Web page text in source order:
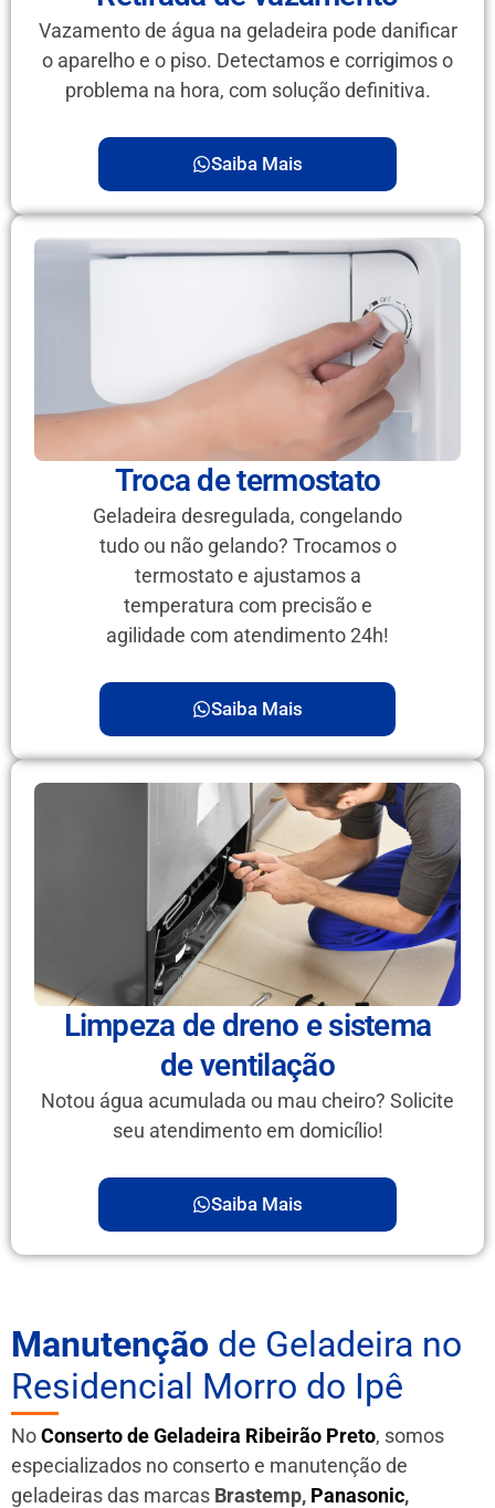
Vazamento de água na geladeira pode danificar
o aparelho e o piso. Detectamos e corrigimos o
problema na hora, com solução definitiva.
Saiba Mais
Troca de termostato
Geladeira desregulada, congelando
tudo ou não gelando? Trocamos o
termostato e ajustamos a
temperatura com precisão e
agilidade com atendimento 24h!
Saiba Mais
Limpeza de dreno e sistema
de ventilação
Notou água acumulada ou mau cheiro? Solicite
seu atendimento em domicílio!
Saiba Mais
Manutenção de Geladeira no
Residencial Morro do Ipê
NoConserto de Geladeira Ribeirão Preto, somos
especializados no conserto e manutenção de
geladeiras das marcas Brastemp, Panasonic,